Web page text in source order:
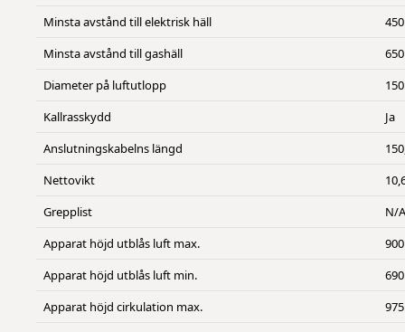
Minsta avstånd till elektrisk häll
450
Minsta avstånd till gashäll
650
Diameter på luftutlopp
150
Kallrasskydd
Ja
Anslutningskabelns längd
Nettovikt
Grepplist
N/A
Apparat höjd utblås luft max.
900
Apparat höjd utblås luft min.
690
Apparat höjd cirkulation max.
975